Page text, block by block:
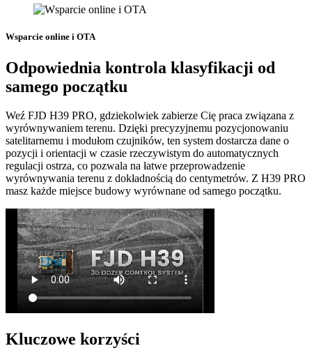
Wsparcie online i OTA
Odpowiednia kontrola klasyfikacji od
samego początku
Weź FJD H39 PRO, gdziekolwiek zabierze Cię praca związana z
wyrównywaniem terenu. Dzięki precyzyjnemu pozycjonowaniu
satelitarnemu i modułom czujników, ten system dostarcza dane o
pozycji i orientacji w czasie rzeczywistym do automatycznych
regulacji ostrza, co pozwala na łatwe przeprowadzenie
wyrównywania terenu z dokładnością do centymetrów. Z H39 PRO
masz każde miejsce budowy wyrównane od samego początku.
Kluczowe korzyści